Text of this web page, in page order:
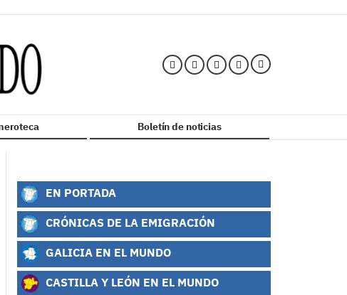
Boletín de noticias
EN PORTADA
CRÓNICAS DE LA EMIGRACIÓN
GALICIA EN EL MUNDO
CASTILLA Y LEÓN EN EL MUNDO